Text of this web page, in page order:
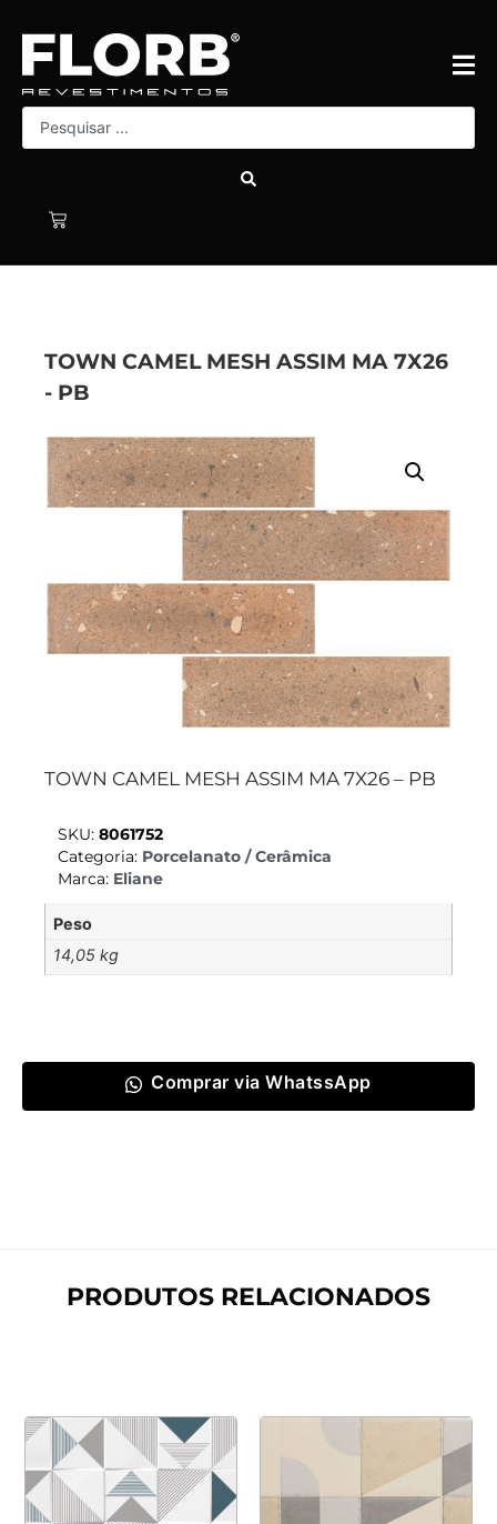
TOWN CAMEL MESH ASSIM MA 7X26
- PB
TOWN CAMEL MESH ASSIM MA 7X26 – PB
SKU: 8061752
Categoria: Porcelanato / Cerâmica
Marca: Eliane
Peso
14,05 kg
Comprar via WhatssApp
PRODUTOS RELACIONADOS